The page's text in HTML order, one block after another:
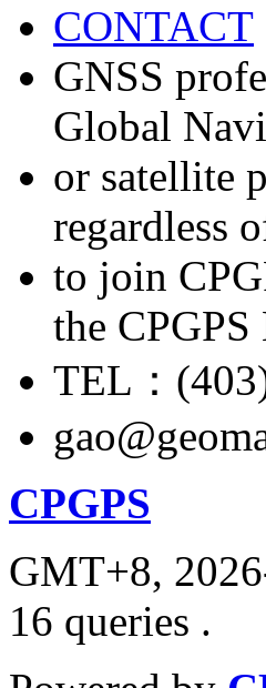
CONTACT
GNSS
Global
or satellite
regardless
to join
the
TEL：
CPGPS
GMT+8,
16 queries .